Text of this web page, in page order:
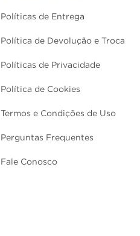
Políticas de Entrega
Política de Devolução e Troca
Políticas de Privacidade
Política de Cookies
Termos e Condições de Uso
Perguntas Frequentes
Fale Conosco